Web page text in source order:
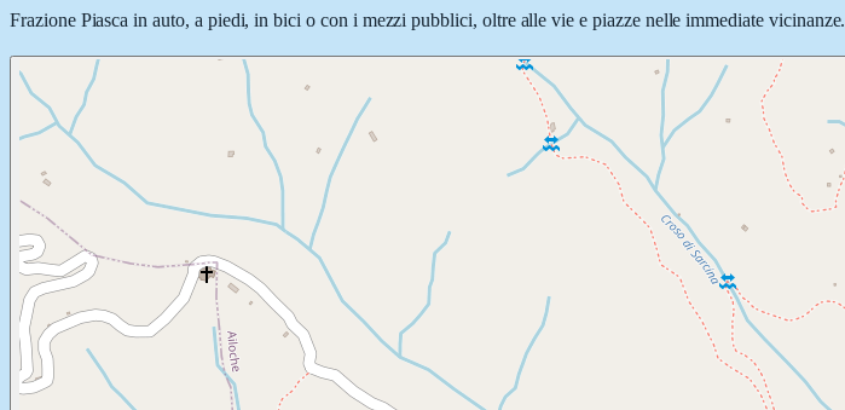
Frazione Piasca in auto, a piedi, in bici o con i mezzi pubblici, oltre alle vie e piazze nelle immediate vicinanze.